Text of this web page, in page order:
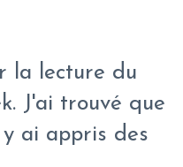
la lecture du
J'ai trouvé que
ai appris des